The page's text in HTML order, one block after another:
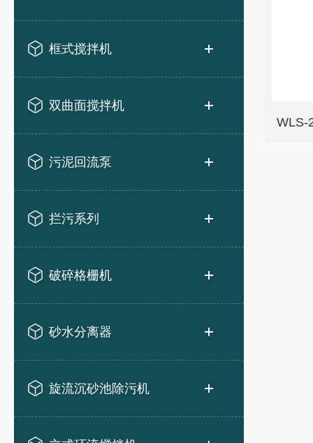
框式搅拌机
双曲面搅拌机
污泥回流泵
拦污系列
破碎格栅机
砂水分离器
旋流沉砂池除污机
WLS-